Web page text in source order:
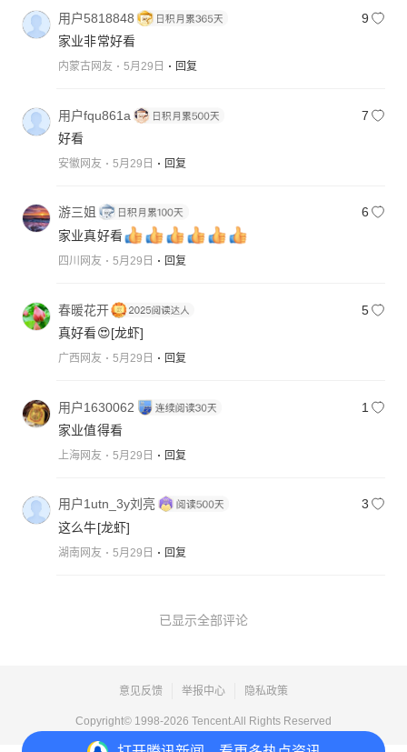
用户5818848
9
家业非常好看
内蒙古网友 5月29日 回复
用户fqu861a
7
好看
安徽网友 5月29日 回复
游三姐
6
家业真好看
四川网友 5月29日 回复
春暖花开
5
真好看😍[龙虾]
广西网友 5月29日 回复
用户1630062
1
家业值得看
上海网友 5月29日 回复
用户1utn_3y刘亮
3
这么牛[龙虾]
湖南网友 5月29日 回复
已显示全部评论
意见反馈 举报中心 隐私政策
Copyright© 1998-2026 Tencent.All Rights Reserved